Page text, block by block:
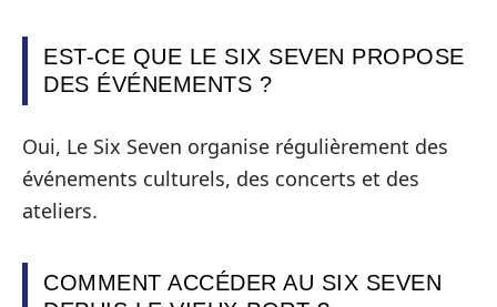
EST-CE QUE LE SIX SEVEN PROPOSE
DES ÉVÉNEMENTS ?
Oui, Le Six Seven organise régulièrement des
événements culturels, des concerts et des
ateliers.
COMMENT ACCÉDER AU SIX SEVEN